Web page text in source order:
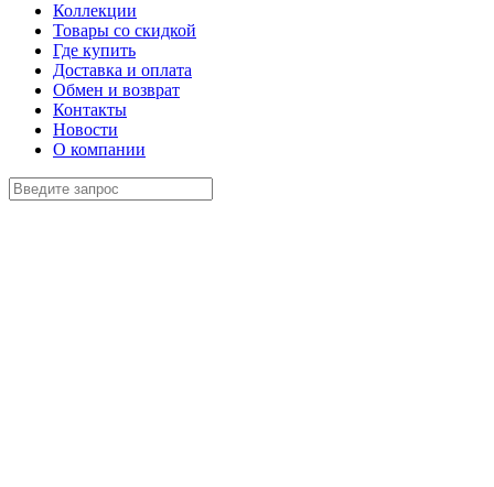
Коллекции
Товары со скидкой
Где купить
Доставка и оплата
Обмен и возврат
Контакты
Новости
О компании